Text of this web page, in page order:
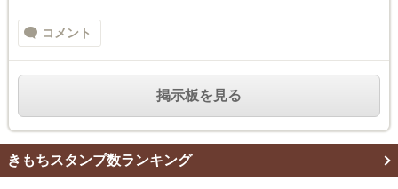
コメント
掲示板を見る
きもちスタンプ数ランキング